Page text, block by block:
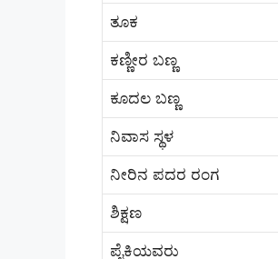
ತೂಕ
ಕಣ್ಣೀರ ಬಣ್ಣ
ಕೂದಲ ಬಣ್ಣ
ನಿವಾಸ ಸ್ಥಳ
ನೀರಿನ ಪದರ ರಂಗ
ಶಿಕ್ಷಣ
ಪೈಕಿಯವರು